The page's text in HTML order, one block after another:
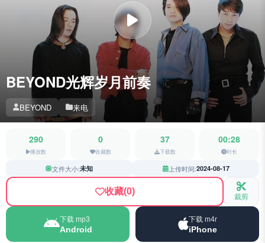
BEYOND光辉岁月前奏
BEYOND 来电
290
播放数
0
收藏数
37
下载数
00:28
时长
文件大小:未知 上传时间:2024-08-17
收藏(0) 裁剪
下载 mp3
Android
下载 m4r
iPhone